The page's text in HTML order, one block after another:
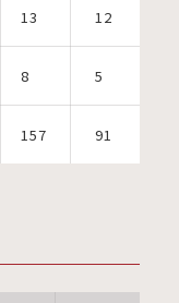
13 12
8 5
157 91